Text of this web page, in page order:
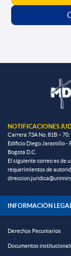
NOTIFICACIONES
Carrera 73A No. 81B – 70.
Edificio Diego Jaramillo -
Bogotá D.C.
El siguiente correo es de
requerimientos de
INFORMACIÓN LEGAL
Derechos Pecuniarios
Documentos